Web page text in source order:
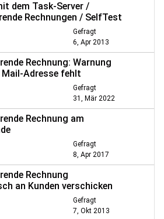
dem Task-Server /
Rechnungen / SelfTest
Gefragt
6, Apr 2013
Rechnung: Warnung
Mail-Adresse fehlt
Gefragt
31, Mär 2022
Rechnung am
Gefragt
8, Apr 2017
Rechnung
an Kunden verschicken
Gefragt
7, Okt 2013